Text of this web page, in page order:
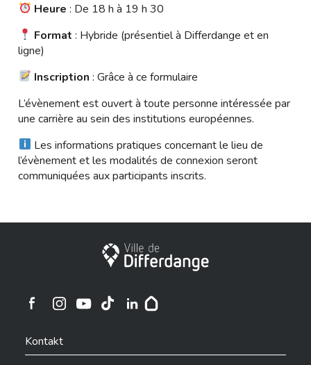
Heure : De 18 h à 19 h 30
Format : Hybride (présentiel à Differdange et en
ligne)
Inscription : Grâce à ce formulaire
L’évènement est ouvert à toute personne intéressée par
une carrière au sein des institutions européennes.
Les informations pratiques concernant le lieu de
l’évènement et les modalités de connexion seront
communiquées aux participants inscrits.
Stadt Differdingen
Ville de Differdange sur Instagram
Kontakt